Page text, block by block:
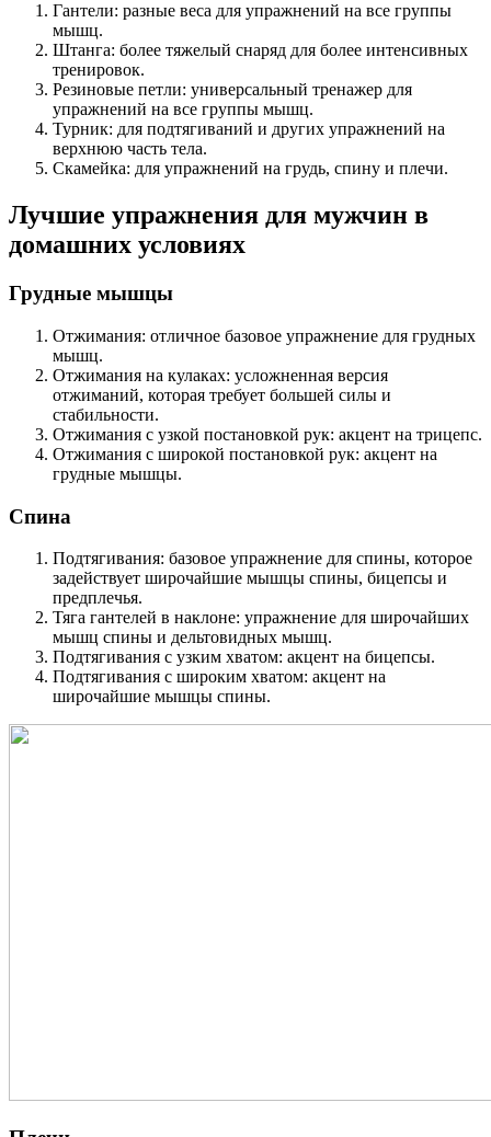
Гантели: разные веса для упражнений на все группы
мышц.
Штанга: более тяжелый снаряд для более интенсивных
тренировок.
Резиновые петли: универсальный тренажер для
упражнений на все группы мышц.
Турник: для подтягиваний и других упражнений на
верхнюю часть тела.
Скамейка: для упражнений на грудь, спину и плечи.
Лучшие упражнения для мужчин в
домашних условиях
Грудные мышцы
Отжимания: отличное базовое упражнение для грудных
мышц.
Отжимания на кулаках: усложненная версия
отжиманий, которая требует большей силы и
стабильности.
Отжимания с узкой постановкой рук: акцент на трицепс.
Отжимания с широкой постановкой рук: акцент на
грудные мышцы.
Спина
Подтягивания: базовое упражнение для спины, которое
задействует широчайшие мышцы спины, бицепсы и
предплечья.
Тяга гантелей в наклоне: упражнение для широчайших
мышц спины и дельтовидных мышц.
Подтягивания с узким хватом: акцент на бицепсы.
Подтягивания с широким хватом: акцент на
широчайшие мышцы спины.